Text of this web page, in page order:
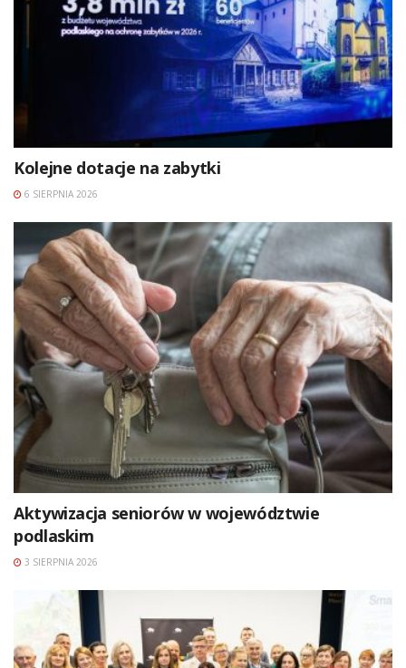
Kolejne dotacje na zabytki
6 SIERPNIA 2026
Aktywizacja seniorów w województwie
podlaskim
3 SIERPNIA 2026